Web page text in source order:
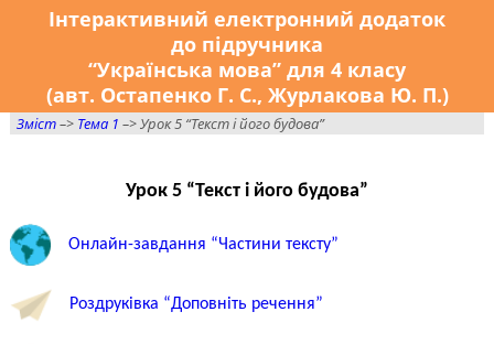
Інтерактивний електронний додаток
до підручника
“Українська мова” для 4 класу
(авт. Остапенко Г. С., Журлакова Ю. П.)
Зміст–> Тема 1 –> Урок 5 “Текст і його будова”
Урок 5 “Текст і його будова”
Онлайн-завдання “Частини тексту”
Роздруківка “Доповніть речення”